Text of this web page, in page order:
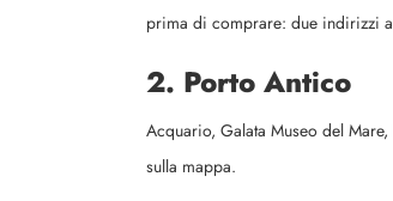
prima di comprare: due indirizzi
2. Porto Antico
Acquario, Galata Museo del
sulla mappa.